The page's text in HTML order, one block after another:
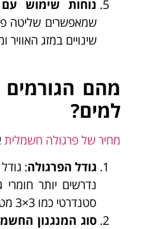
נוחות שימוש
שמאפשרים שליטה
שינויים במזג
מהם
למים?
מחיר של פרגולה חשמלית
גודל הפרגולה:
נדרשים יותר
סטנדרטי כמו 3×3 מטרים יתחילו ממחירים נמוכים יותר, בעוד שפרגולות גדולות יותר, כמו 6×4 מטרים, יעלו יותר.
סוג המנגנון